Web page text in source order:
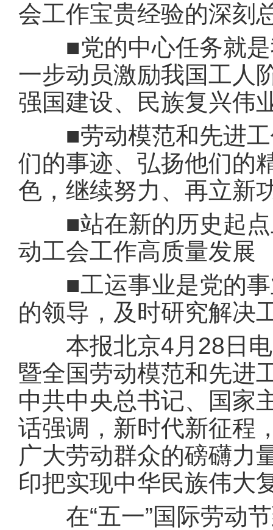
会工作宝贵经验的深刻
■党的中心任务就是
一步动员激励我国工人
强国建设、民族复兴伟
■劳动模范和先进工
们的事迹、弘扬他们的
色，继续努力、再立新
■站在新的历史起点
动工会工作高质量发展
■工运事业是党的事
的领导，及时研究解决
本报北京4月28日电
暨全国劳动模范和先进
中共中央总书记、国家
话强调，新时代新征程
广大劳动群众的磅礴力
印把实现中华民族伟大
在“五一”国际劳动节